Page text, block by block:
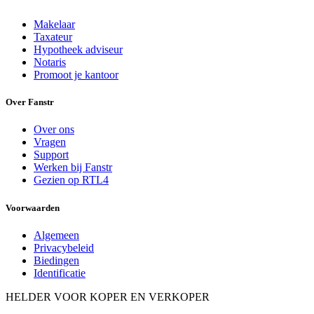
Makelaar
Taxateur
Hypotheek adviseur
Notaris
Promoot je kantoor
Over Fanstr
Over ons
Vragen
Support
Werken bij Fanstr
Gezien op RTL4
Voorwaarden
Algemeen
Privacybeleid
Biedingen
Identificatie
HELDER VOOR KOPER EN VERKOPER